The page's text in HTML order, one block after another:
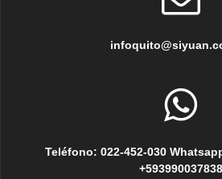
Teléfono: 022-452-030
+593990037838